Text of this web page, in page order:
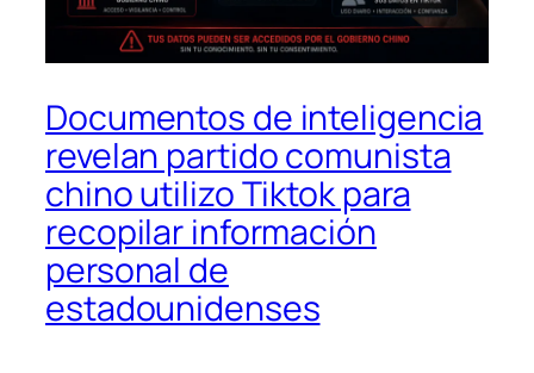
Documentos de inteligencia
revelan partido comunista
chino utilizo Tiktok para
recopilar información
personal de
estadounidenses